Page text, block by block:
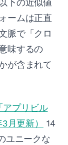
下の近似値
ームは正直
脈で「クロ
味するの
が含まれて
プリビル
月更新）
14
ユニークな